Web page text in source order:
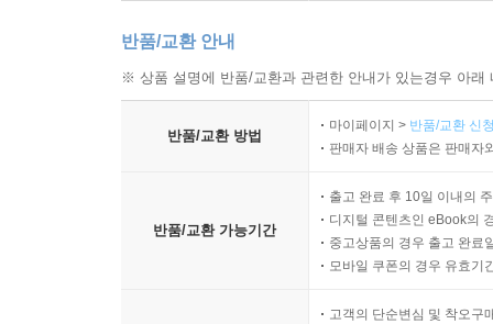
반품/교환 안내
※ 상품 설명에 반품/교환과 관련한 안내가 있는경우 아
반품/교환 방법
마이페이지 > 반품/교환 신
판매자 배송 상품은 판매자
반품/교환 가능기간
출고 완료 후 10일 이내의
디지털 콘텐츠인 eBook의
중고상품의 경우 출고 완료
모바일 쿠폰의 경우 유효기
고객의 단순변심 및 착오구